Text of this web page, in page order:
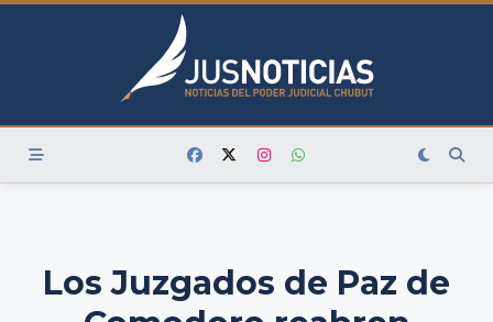
Skip
Los Juzgados de Paz de